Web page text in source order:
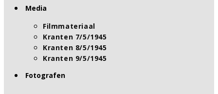
Media
Filmmateriaal
Kranten 7/5/1945
Kranten 8/5/1945
Kranten 9/5/1945
Fotografen